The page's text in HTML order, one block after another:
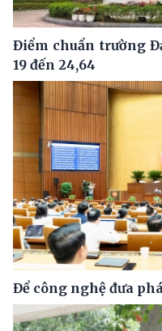
Điểm chuẩn trường
19 đến 24,64
Để công nghệ đưa